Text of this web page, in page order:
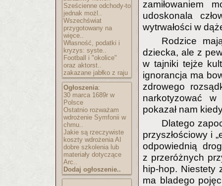
Sześcienne odchody-to
jednak możl..
Wszechświat
przygotowany na
więce..
Własność, podatki i
kryzys: syste..
Football i "okolice"
oraz aktorst..
zakazane jabłko z raju
Ogłoszenia:
30 marca 1689r w
Polsce
Ostatnio rozważam
wdrożenie Symfonii w
chmu..
Jakie są rzeczywiste
koszty wdrożenia AI
dobre szkolenia lub
materiały dotyczące
Arc..
Dodaj ogłoszenie..
zamiłowaniem
udoskonala
wytrwałości w
Rodzice
dziecka, ale z
w tajniki tejże
ignorancja ma
zdrowego
narkotyzować
pokazał nam
Dlatego
przyszłościowy i
odpowiednią
z przeróżnych
hip-hop. Niestety
ma bladego